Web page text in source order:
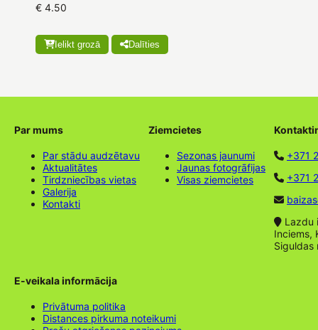
€ 4.50
Ielikt grozā Dalīties
Par mums
Par stādu audzētavu
Aktualitātes
Tirdzniecības vietas
Galerija
Kontakti
Ziemcietes
Sezonas jaunumi
Jaunas fotogrāfijas
Visas ziemcietes
+371
+371
Lazdu
Inciems,
Siguldas
E-veikala informācija
Privātuma politika
Distances pirkuma noteikumi